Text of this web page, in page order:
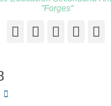
"Forges"
Facebook
Twitter
Feed
Autor